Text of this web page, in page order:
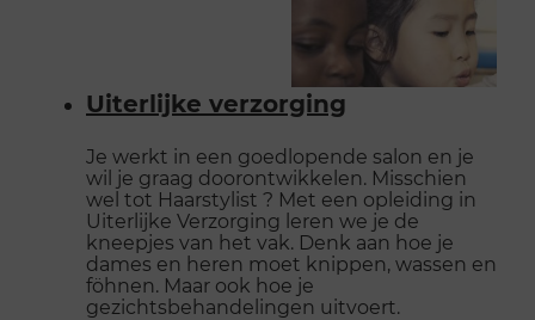
Uiterlijke verzorging
Je werkt in een goedlopende salon en je
wil je graag doorontwikkelen. Misschien
wel tot Haarstylist ? Met een opleiding in
Uiterlijke Verzorging leren we je de
kneepjes van het vak. Denk aan hoe je
dames en heren moet knippen, wassen en
föhnen. Maar ook hoe je
gezichtsbehandelingen uitvoert.